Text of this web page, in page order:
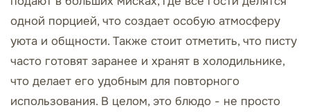
одной порцией, что создает особую атмосферу
уюта и общности. Также стоит отметить, что писту
часто готовят заранее и хранят в холодильнике,
что делает его удобным для повторного
использования. В целом, это блюдо - не просто